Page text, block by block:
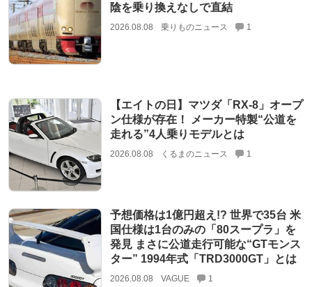
陰を乗り換えなしで直結
2026.08.08 乗りものニュース 1
【エイトの日】マツダ「RX-8」オープ
ン仕様が存在！ メーカー特製“公道を
走れる”4人乗りモデルとは
2026.08.08 くるまのニュース 1
予想価格は1億円超え!? 世界で35台 米
国仕様は1台のみの「80スープラ」を
発見 まさに公道走行可能な“GTモンス
ター” 1994年式「TRD3000GT」とは
2026.08.08 VAGUE 1